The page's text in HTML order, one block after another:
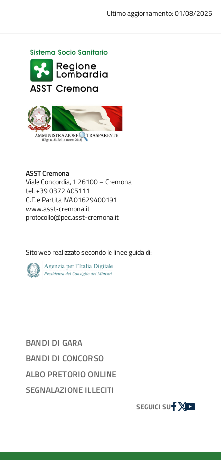
Ultimo aggiornamento: 01/08/2025
ASST Cremona
Viale Concordia, 1 26100 – Cremona
tel. +39 0372 405111
C.F. e Partita IVA 01629400191
www.asst‐cremona.it
protocollo@pec.asst-cremona.it
Sito web realizzato secondo le linee guida di:
BANDI DI GARA
BANDI DI CONCORSO
ALBO PRETORIO ONLINE
SEGNALAZIONE ILLECITI
SEGUICI SUFACEBOOK
TWITTER
YOUTUBE